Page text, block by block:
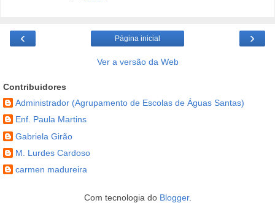
‹ ›
Página inicial
Ver a versão da Web
Contribuidores
Administrador (Agrupamento de Escolas de Águas Santas)
Enf. Paula Martins
Gabriela Girão
M. Lurdes Cardoso
carmen madureira
Com tecnologia do Blogger.